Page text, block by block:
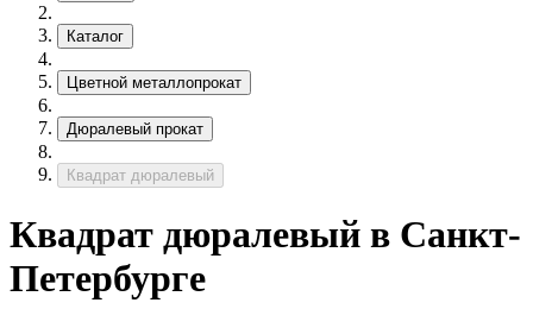
Каталог
Цветной металлопрокат
Дюралевый прокат
Квадрат дюралевый
Квадрат дюралевый в Санкт-
Петербурге